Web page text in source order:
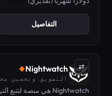
التفاصيل
⇄
Nightwatch
◆
التسويق وتحسين